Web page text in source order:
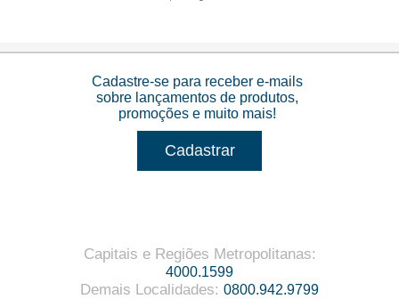
Cadastre-se para receber e-mails
sobre lançamentos de produtos,
promoções e muito mais!
Cadastrar
Capitais e Regiões Metropolitanas:
4000.1599
Demais Localidades: 0800.942.9799